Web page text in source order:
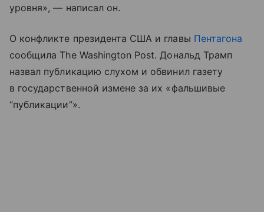
уровня», — написал он.
О конфликте президента США и главы Пентагона
сообщила The Washington Post. Дональд Трамп
назвал публикацию слухом и обвинил газету
в государственной измене за их «фальшивые
“публикации”».